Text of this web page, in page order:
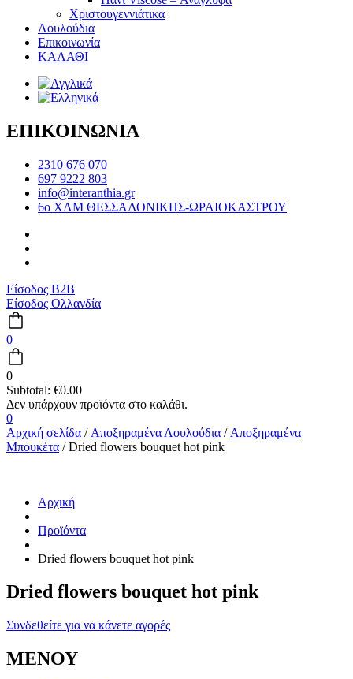
Χριστουγεννιάτικα
Λουλούδια
Επικοινωνία
ΚΑΛΑΘΙ
ΕΠΙΚΟΙΝΩΝΙΑ
2310 676 070
697 9222 803
info@interanthia.gr
6ο ΧΛΜ ΘΕΣΣΑΛΟΝΙΚΗΣ-ΩΡΑΙΟΚΑΣΤΡΟΥ
Είσοδος B2B
Είσοδος Ολλανδία
0
0
Subtotal: €0.00
0
Αρχική σελίδα / Αποξηραμένα Λουλούδια / Αποξηραμένα
Μπουκέτα / Dried flowers bouquet hot pink
Αρχική
Προϊόντα
Dried flowers bouquet hot pink
Dried flowers bouquet hot pink
Συνδεθείτε για να κάνετε αγορές
ΜΕΝΟΥ